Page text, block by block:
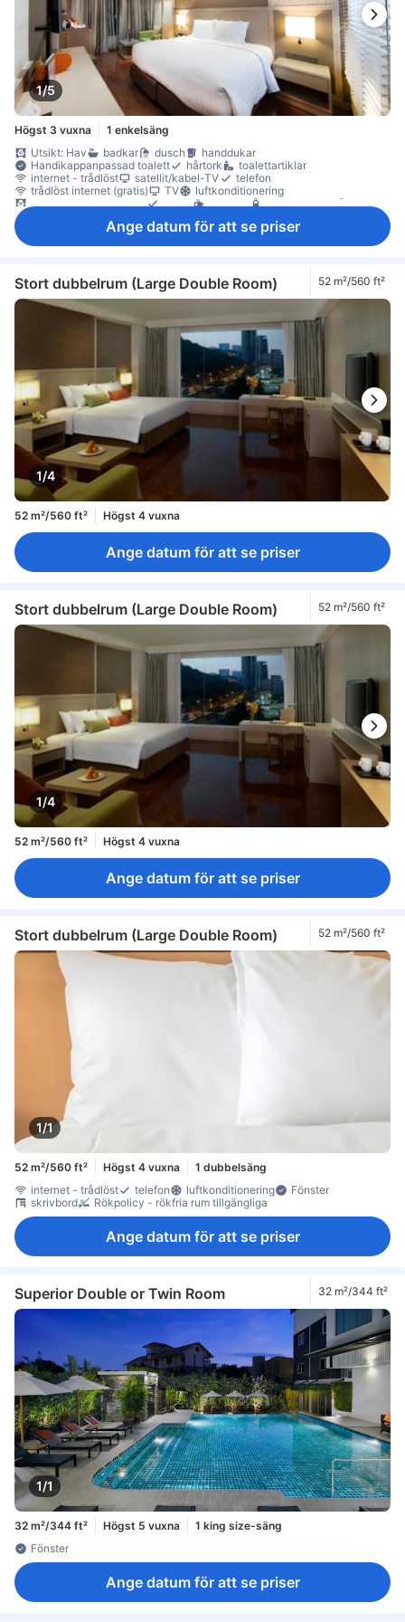
1/5
Högst 3 vuxna
1 enkelsäng
Utsikt: Hav
badkar dusch
handdukar
Handikappanpassad toalett
hårtork
toalettartiklar
internet - trådlöst
satellit/kabel-TV
telefon
trådlöst internet (gratis)
TV
luftkonditionering
mörkläggningsgardiner
tofflor gratis te
gratis vatten på flaska
soffa Uppfällbar säng
garderob
Ange datum för att se priser
Stort dubbelrum (Large Double Room) 52 m²/560 ft²
1/4
52 m²/560 ft² Högst 4 vuxna
Ange datum för att se priser
Stort dubbelrum (Large Double Room) 52 m²/560 ft²
1/4
52 m²/560 ft² Högst 4 vuxna
Ange datum för att se priser
Stort dubbelrum (Large Double Room) 52 m²/560 ft²
1/1
52 m²/560 ft² Högst 4 vuxna
1 dubbelsäng
internet - trådlöst
telefon luftkonditionering
Fönster
skrivbord
Rökpolicy - rökfria rum tillgängliga
Ange datum för att se priser
Superior Double or Twin Room 32 m²/344 ft²
1/1
32 m²/344 ft² Högst 5 vuxna
1 king size-säng
Fönster
Ange datum för att se priser